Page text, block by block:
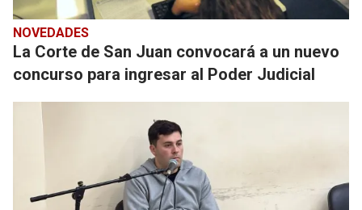
NOVEDADES
La Corte de San Juan convocará a un nuevo
concurso para ingresar al Poder Judicial